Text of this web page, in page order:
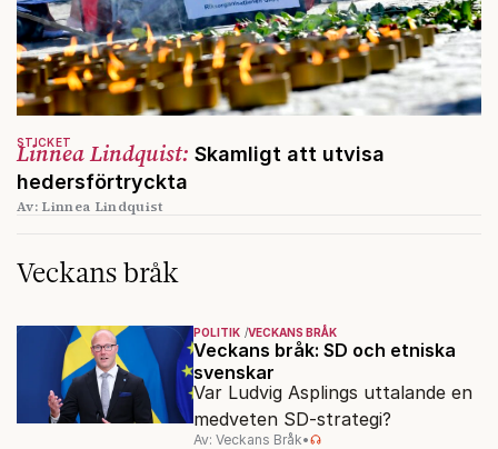
Linnea Lindquist: Skamligt att utvisa
hedersförtryckta
STICKET
Av: Linnea Lindquist
Veckans bråk
POLITIK VECKANS BRÅK
Veckans bråk: SD och etniska
svenskar
Var Ludvig Asplings uttalande en
medveten SD-strategi?
Av: Veckans Bråk•